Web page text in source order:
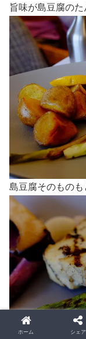
旨味が島豆腐の
島豆腐そのものも
ホーム シェア